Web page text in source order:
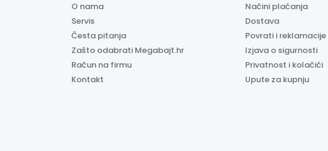
O nama
Servis
Česta pitanja
Zašto odabrati Megabajt.hr
Račun na firmu
Kontakt
Načini plaćanja
Dostava
Povrati i reklamacije
Izjava o sigurnosti
Privatnost i kolačići
Upute za kupnju